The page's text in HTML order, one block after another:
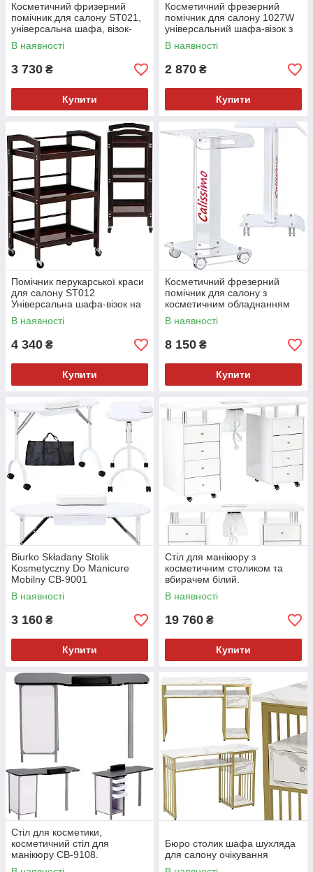
Косметичний фризерний
помічник для салону ST021,
універсальна шафа, візок-
столик на колесах з трьома
полицями
В наявності
3 730 ₴
Купити
Косметичний фрезерний
помічник для салону 1027W
універсальний шафа-візок з
трьома скляними полицями
та ящиком
В наявності
2 870 ₴
Купити
Помічник перукарської краси
для салону ST012
Універсальна шафа-візок на
колесах з ящиком
В наявності
4 340 ₴
Купити
Косметичний фрезерний
помічник для салону з
косметичним обладнанням
1019 універсальний шафа-
візок зі столиком
В наявності
8 150 ₴
Купити
Biurko Składany Stolik
Kosmetyczny Do Manicure
Mobilny CB-9001
В наявності
3 160 ₴
Купити
Стіл для манікюру з
косметичним столиком та
вбирачем білий.
В наявності
19 760 ₴
Купити
Стіл для косметики,
косметичний стіл для
манікюру CB-9108.
Бюро столик шафа шухляда
для салону очікування